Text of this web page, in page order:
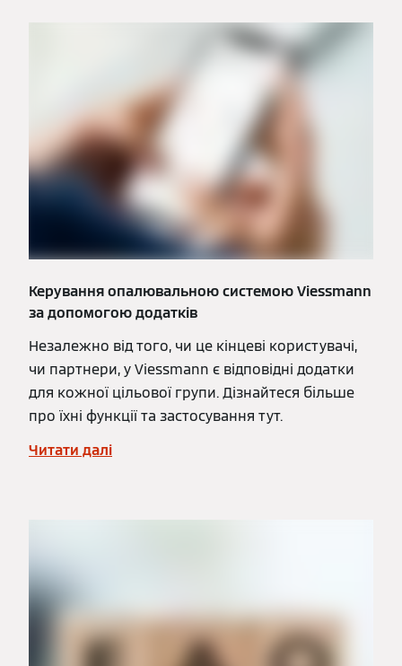
Керування опалювальною системою Viessmann
за допомогою додатків
Незалежно від того, чи це кінцеві користувачі,
чи партнери, у Viessmann є відповідні додатки
для кожної цільової групи. Дізнайтеся більше
про їхні функції та застосування тут.
Читати далі